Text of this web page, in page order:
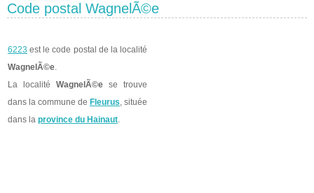
Code postal WagnelÃ©e
6223 est le code postal de la localité
WagnelÃ©e.
La localité WagnelÃ©e se trouve
dans la commune de Fleurus, située
dans la province du Hainaut.